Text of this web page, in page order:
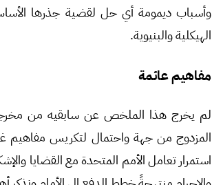
وأسباب ديمومة أي حل لقضية جذرها
الهيكلية والبنيوية.
مفاهيم عائمة
لم يخرج هذا الملخص عن سابقيه من مخرجات
المزدوج من جهة واحتمال لتكريس مفاهيم
استمرار تعامل الأمم المتحدة مع القضايا